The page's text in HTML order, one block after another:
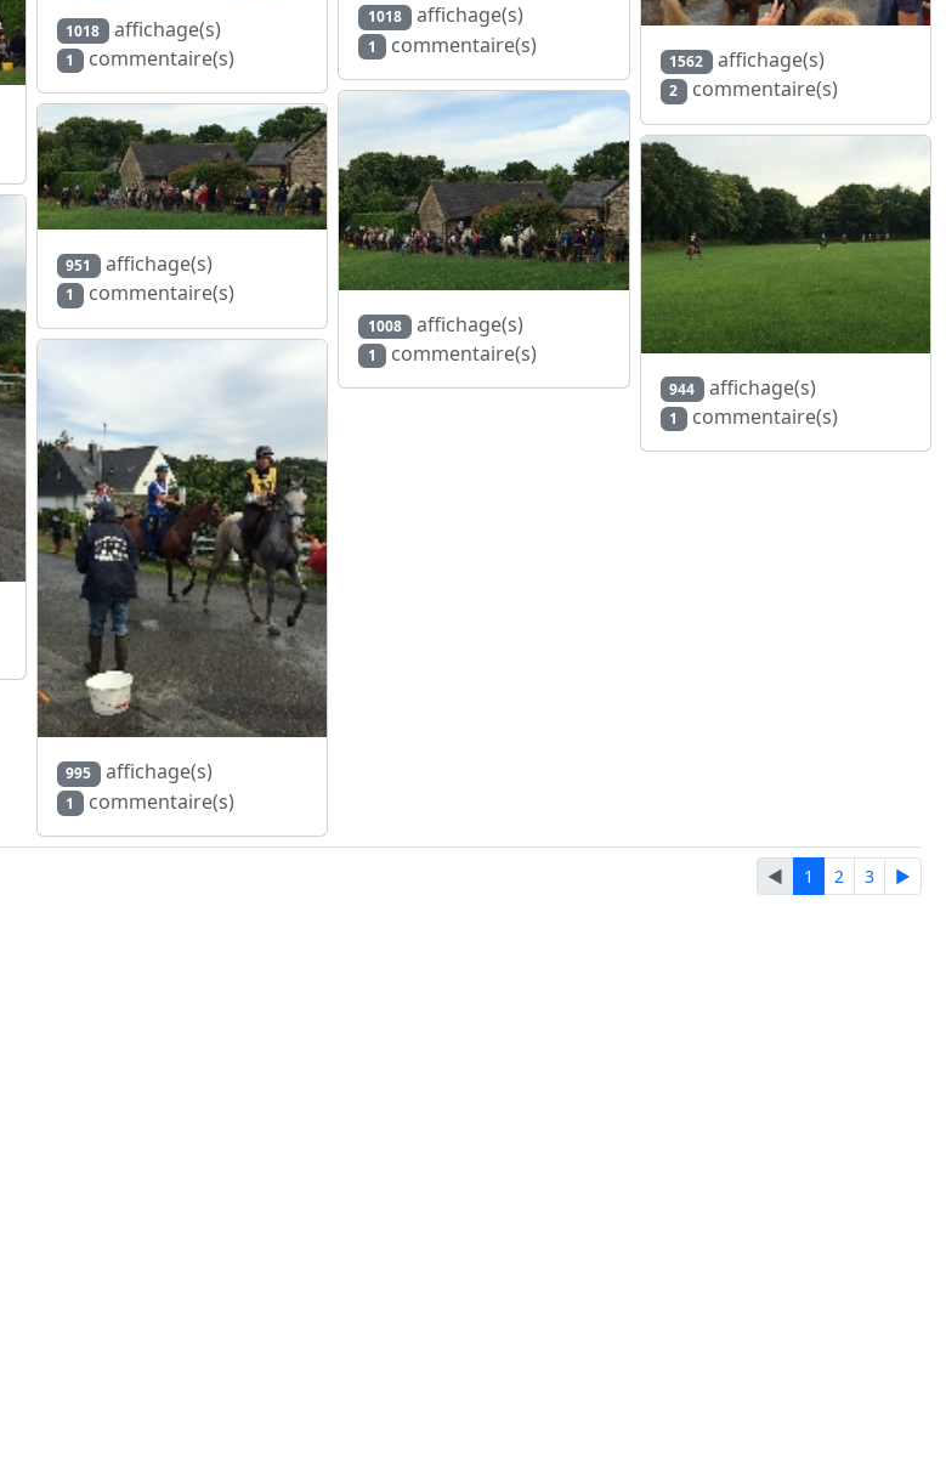
1018 affichage(s)
1 commentaire(s)
1018 affichage(s)
1 commentaire(s) 1562 affichage(s)
2 commentaire(s)
1008 affichage(s)
1 commentaire(s)
951 affichage(s)
1 commentaire(s)
944 affichage(s)
1 commentaire(s)
995 affichage(s)
1 commentaire(s)
◄ 1 2 3 ►